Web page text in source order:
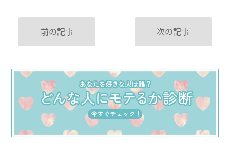
前の記事 次の記事